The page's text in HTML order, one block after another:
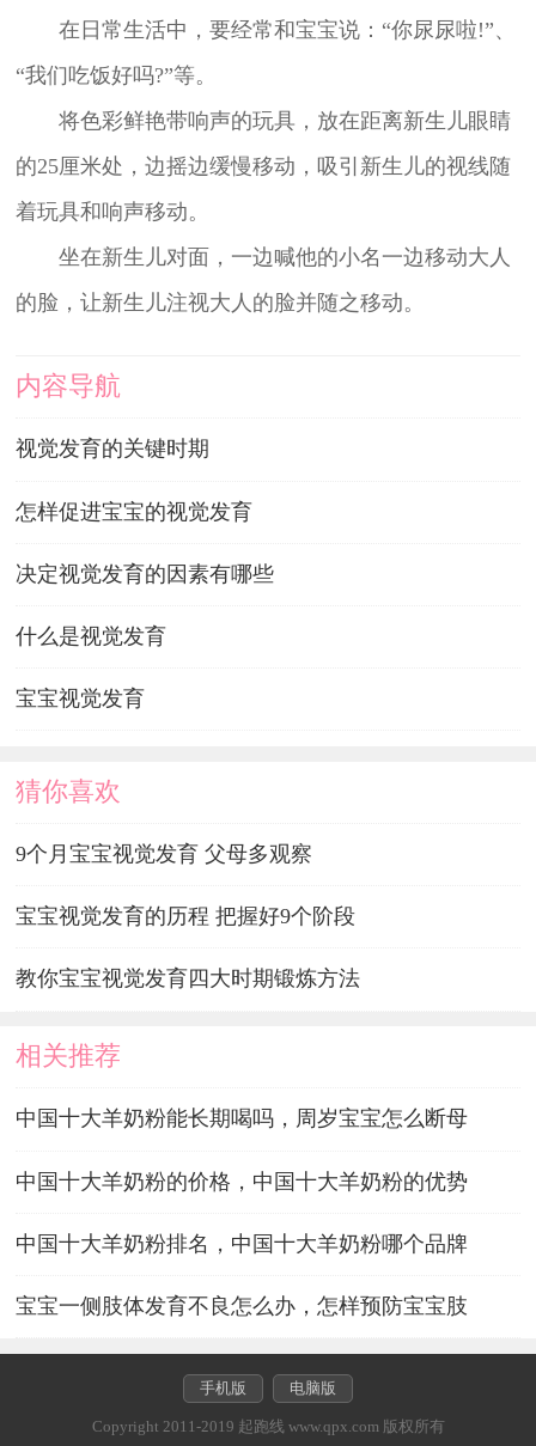
在日常生活中，要经常和宝宝说：“你尿尿啦!”、
“我们吃饭好吗?”等。
将色彩鲜艳带响声的玩具，放在距离新生儿眼睛
的25厘米处，边摇边缓慢移动，吸引新生儿的视线随
着玩具和响声移动。
坐在新生儿对面，一边喊他的小名一边移动大人
的脸，让新生儿注视大人的脸并随之移动。
内容导航
视觉发育的关键时期
怎样促进宝宝的视觉发育
决定视觉发育的因素有哪些
什么是视觉发育
宝宝视觉发育
猜你喜欢
9个月宝宝视觉发育 父母多观察
宝宝视觉发育的历程 把握好9个阶段
教你宝宝视觉发育四大时期锻炼方法
相关推荐
中国十大羊奶粉能长期喝吗，周岁宝宝怎么断母
中国十大羊奶粉的价格，中国十大羊奶粉的优势
中国十大羊奶粉排名，中国十大羊奶粉哪个品牌
宝宝一侧肢体发育不良怎么办，怎样预防宝宝肢
手机版 电脑版
Copyright 2011-2019 起跑线 www.qpx.com 版权所有